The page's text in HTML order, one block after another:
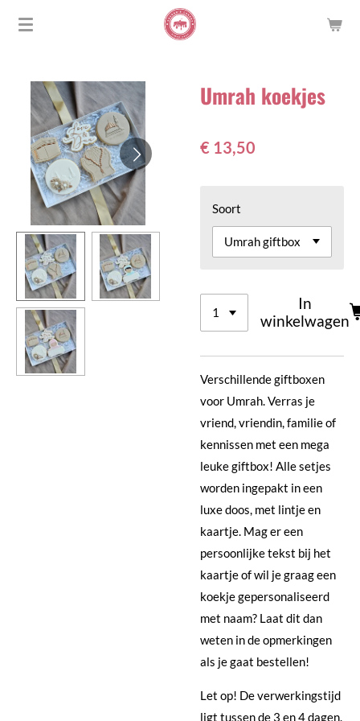
Ga
hoofdinhoud
Umrah koekjes
€ 13,50
Soort
In
winkelwagen
Verschillende giftboxen
voor Umrah. Verras je
vriend, vriendin, familie of
kennissen met een mega
leuke giftbox! Alle setjes
worden ingepakt in een
luxe doos, met lintje en
kaartje. Mag er een
persoonlijke tekst bij het
kaartje of wil je graag een
koekje gepersonaliseerd
met naam? Laat dit dan
weten in de opmerkingen
als je gaat bestellen!
Let op! De verwerkingstijd
ligt tussen de 3 en 4 dagen.